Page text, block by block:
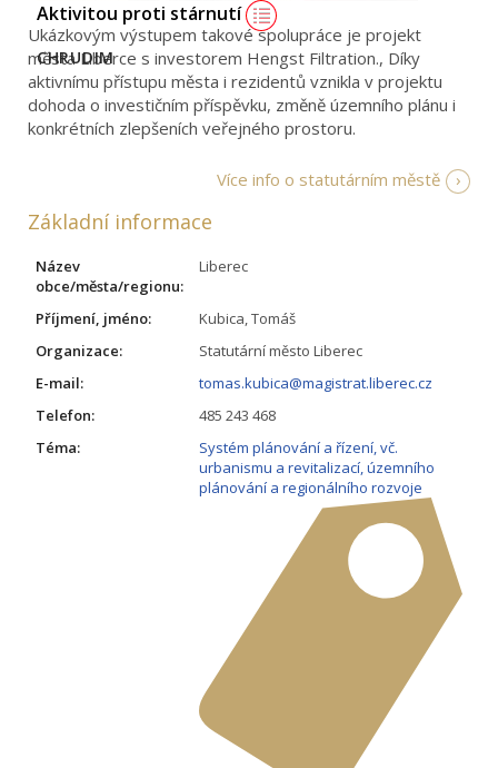
Aktivitou proti stárnutí
CHRUDIM
Ukázkovým výstupem takové spolupráce je projekt
města Liberce s investorem Hengst Filtration., Díky
aktivnímu přístupu města i rezidentů vznikla v projektu
dohoda o investičním příspěvku, změně územního plánu i
konkrétních zlepšeních veřejného prostoru.
Více info o statutárním městě
Základní informace
Název
obce/města/regionu:
Liberec
Příjmení, jméno:
Kubica, Tomáš
Organizace:
Statutární město Liberec
E-mail:
tomas.kubica@magistrat.liberec.cz
Telefon:
485 243 468
Téma:
Systém plánování a řízení, vč.
urbanismu a revitalizací, územního
plánování a regionálního rozvoje